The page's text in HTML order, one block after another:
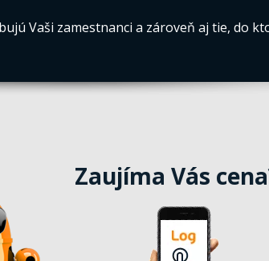
Vaši zamestnanci a zároveň aj tie, do
Zaujíma Vás